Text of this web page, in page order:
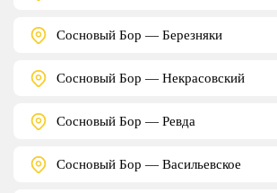
Сосновый Бор — Березняки
Сосновый Бор — Некрасовский
Сосновый Бор — Ревда
Сосновый Бор — Васильевское